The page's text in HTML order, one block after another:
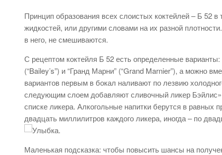
Принцип образования всех слоистых коктейлей – Б 52
жидкостей, или другими словами на их разной
в него, не смешиваются.
С рецептом коктейля Б 52 есть определенные
(“Bailey’s”) и “Гранд Марни” (“Grand Marnier”), а можно
вариантов первым в бокал наливают по лезвию
следующим слоем добавляют сливочный ликер Бэйлис»
списке ликера. Алкогольные напитки берутся в равных
двадцать миллилитров каждого ликера, иногда – по
.
Маленькая подсказка: чтобы повысить шансы на